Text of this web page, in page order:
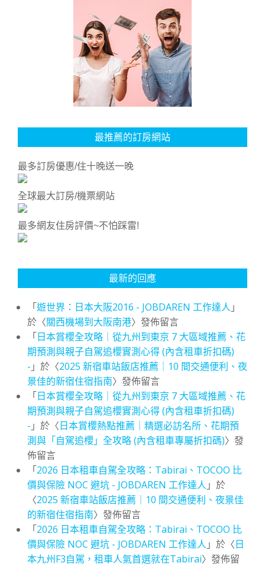
最推薦的訂房網站
最多訂房優惠/住十晚送一晚
全球最大訂房/機票網站
最多網友住房評價~不怕踩雷!
最新的回應
「遊世界：日本大阪2016 - JOBDAREN 工作達人 」
於〈關西機場到大阪南港〉發佈留言
「日本賞櫻全攻略｜從九州到東京 7 大區域推薦、花
期預測與親子自駕追櫻實測心得 (內含租車折扣碼)
- 」於〈2025 新宿車站飯店推薦｜10 間交通便利、夜
景佳的新宿住宿指南〉發佈留言
「日本賞櫻全攻略｜從九州到東京 7 大區域推薦、花
期預測與親子自駕追櫻實測心得 (內含租車折扣碼)
- 」於〈日本賞櫻熱點推薦｜精選必訪名所、花期預
測與「自駕追櫻」全攻略 (內含租車專屬折扣碼)〉發
佈留言
「2026 日本租車自駕全攻略：Tabirai、TOCOO 比
價與保險 NOC 避坑 - JOBDAREN 工作達人 」於
〈2025 新宿車站飯店推薦｜10 間交通便利、夜景佳
的新宿住宿指南〉發佈留言
「2026 日本租車自駕全攻略：Tabirai、TOCOO 比
價與保險 NOC 避坑 - JOBDAREN 工作達人 」於〈日
本九州F3自駕，租車人氣首選就在Tabirai〉發佈留